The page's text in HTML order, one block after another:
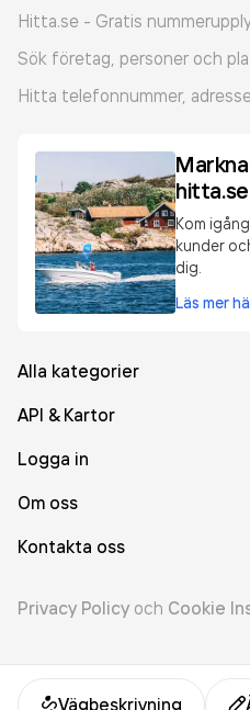
Vägbeskrivning
Hitta.se - Gratis
Sök företag, personer och
Hitta telefonnummer,
hitta.se
Kom
kunder
dig.
Läs mer
Alla kategorier
API & Kartor
Logga in
Om oss
Kontakta oss
Privacy Policy och Cookie